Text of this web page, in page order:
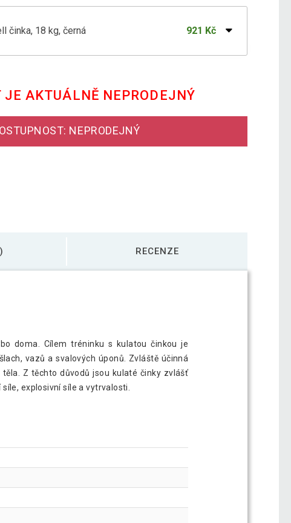
činka, 18 kg, černá 921 Kč
činka, 12 kg, černá 559 Kč
činka, 8 kg, černá
JE AKTUÁLNĚ NEPRODEJNÝ
NEPRODEJNÝ
RECENZE
doma. Cílem tréninku s kulatou činkou je
vazů a svalových úponů. Zvláště účinná
Z těchto důvodů jsou kulaté činky zvlášť
explosivní síle a vytrvalosti.